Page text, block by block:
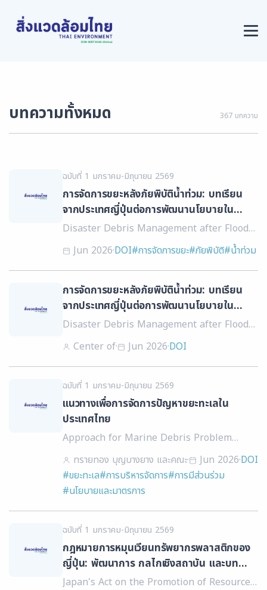
บทความทั้งหมด 367 บทความ
ฉบับที่ 1 มกราคม-มิถุนายน 2569
การจัดการขยะหลังภัยพิบัติน้ำท่วม: บทเรียน
จากประเทศญี่ปุ่นต่อการพัฒนานโยบายใน
ประเทศไทย
Disaster Debris Management after Floods:
Lessons from Japan for Policy
Jun 2026·DOI#การจัดการขยะ#ภัยพิบัติ#น้ำท่วม
การจัดการขยะหลังภัยพิบัติน้ำท่วม: บทเรียน
จากประเทศญี่ปุ่นต่อการพัฒนานโยบายใน
ประเทศไทย
Disaster Debris Management after Floods:
Lessons from Japan for Policy
Center of· Jun 2026·DOI
ฉบับที่ 1 มกราคม-มิถุนายน 2569
แนวทางเพื่อการจัดการปัญหาขยะทะเลใน
ประเทศไทย
Approach for Marine Debris Problem
Management in Thailand
ทรายทอง บุญบางยาง และคณะ· Jun 2026·DOI
#ขยะทะเล#การบริหารจัดการ#การมีส่วนร่วม
#นโยบายและมาตรการ
ฉบับที่ 1 มกราคม-มิถุนายน 2569
กฎหมายการหมุนเวียนทรัพยากรพลาสติกของ
ญี่ปุ่น: พัฒนาการ กลไกเชิงสถาบัน และบท
เรียนเชิงนโยบายต่อประเทศไทย
Japan's Act on the Promotion of Resource